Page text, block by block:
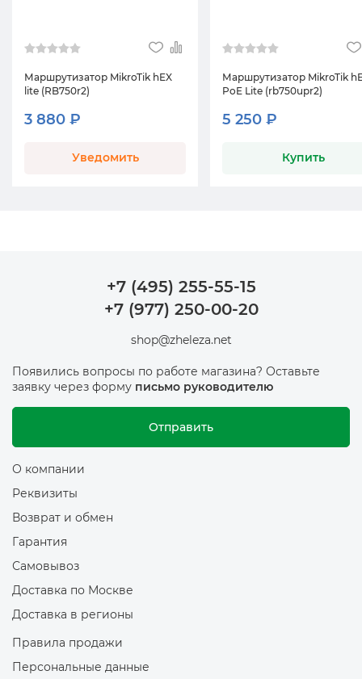
Маршрутизатор MikroTik hEX
lite (RB750r2)
3 880 ₽
Уведомить
Маршрутизатор MikroTik
PoE Lite (rb750upr2)
5 250 ₽
Купить
+7 (495) 255-55-15
+7 (977) 250-00-20
shop@zheleza.net
Появились вопросы по работе магазина? Оставьте
заявку через форму письмо руководителю
Отправить
О компании
Реквизиты
Возврат и обмен
Гарантия
Самовывоз
Доставка по Москве
Доставка в регионы
Правила продажи
Персональные данные